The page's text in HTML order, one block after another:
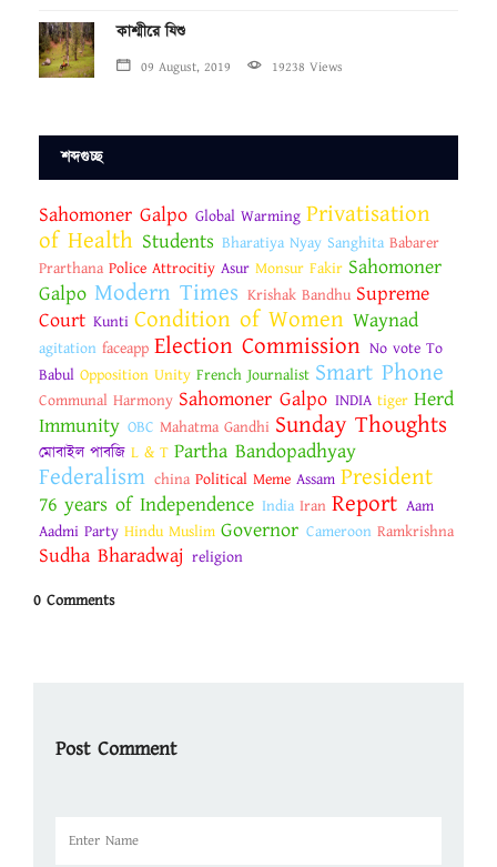
কাশ্মীরে যিশু
09 August, 2019 19238 Views
শব্দগুচ্ছ
Sahomoner Galpo Global Warming Privatisation
of Health Students Bharatiya Nyay Sanghita Babarer
Prarthana Police Attrocitiy Asur Monsur Fakir Sahomoner
Galpo Modern Times Krishak Bandhu Supreme
Court Kunti Condition of Women Waynad
agitation faceapp Election Commission No vote To
Babul Opposition Unity French Journalist Smart Phone
Communal Harmony Sahomoner Galpo INDIA tiger Herd
Immunity OBC Mahatma Gandhi Sunday Thoughts
মোবাইল পাবজি L & T Partha Bandopadhyay
Federalism china Political Meme Assam President
76 years of Independence India Iran Report Aam
Aadmi Party Hindu Muslim Governor Cameroon Ramkrishna
Sudha Bharadwaj religion
0 Comments
Post Comment